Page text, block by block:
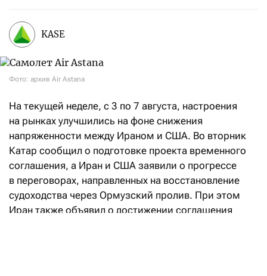
KASE
Фото: архив Air Astana
На текущей неделе, с 3 по 7 августа, настроения
на рынках улучшились на фоне снижения
напряженности между Ираном и США. Во вторник
Катар сообщил о подготовке проекта временного
соглашения, а Иран и США заявили о прогрессе
в переговорах, направленных на восстановление
судоходства через Ормузский пролив. При этом
Иран также объявил о достижении соглашения